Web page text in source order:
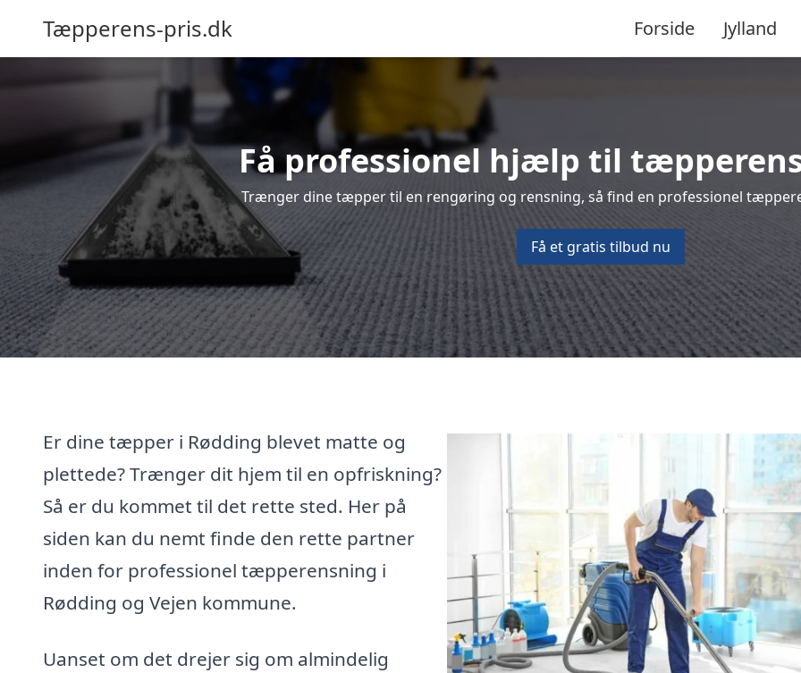
Tæpperens-pris.dk Forside Jylland
Få professionel hjælp til
Trænger dine tæpper til en rengøring og rensning, så find en professionel
Få et gratis tilbud nu
Er dine tæpper i Rødding blevet matte og
plettede? Trænger dit hjem til en opfriskning?
Så er du kommet til det rette sted. Her på
siden kan du nemt finde den rette partner
inden for professionel tæpperensning i
Rødding og Vejen kommune.
Uanset om det drejer sig om almindelig